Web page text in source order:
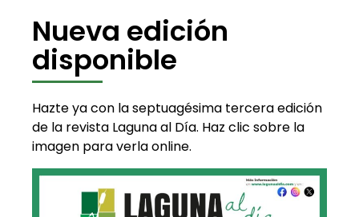
Nueva edición
disponible
Hazte ya con la septuagésima tercera edición
de la revista Laguna al Día. Haz clic sobre la
imagen para verla online.